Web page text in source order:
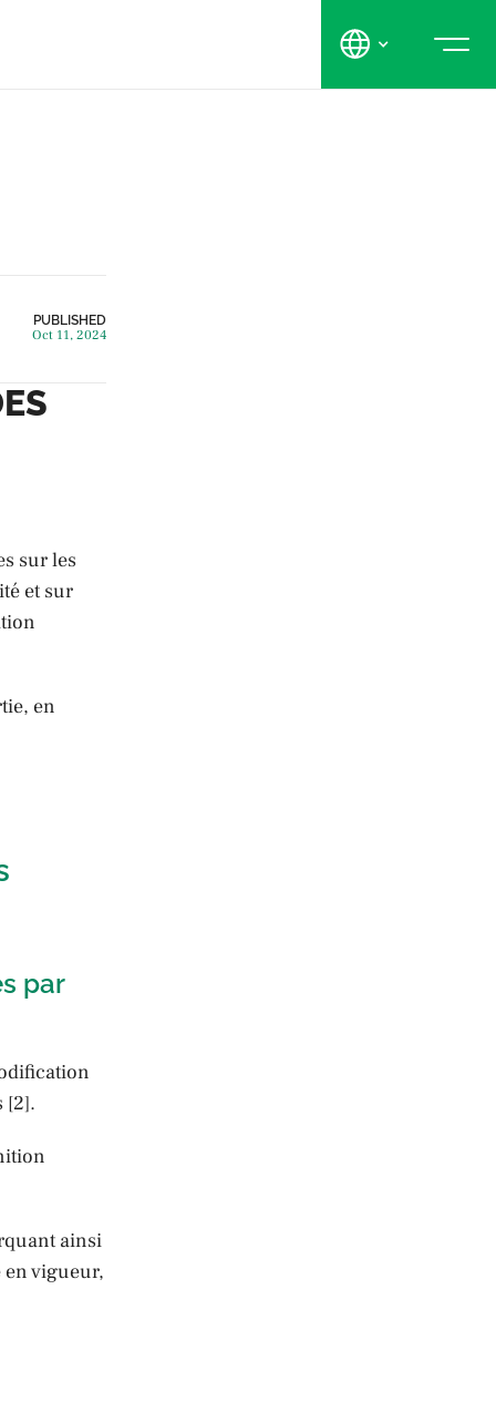
PUBLISHED
Oct 11, 2024
sur les
et sur
en
par
[2].
ainsi
en vigueur,